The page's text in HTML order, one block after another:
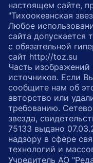
настоящем сайте,
"Тихоокеанская
Любое
сайта допускается
с обязательной
сайт http://toz.su
Часть
источников. Если
сообщите нам об
авторство или
требованию.
звезда,
75133 выдано
надзору в сфере
технологий и
Учредитель АО